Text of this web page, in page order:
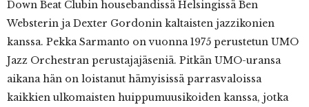
Down Beat Clubin housebandissä Helsingissä Ben
Websterin ja Dexter Gordonin kaltaisten jazzikonien
kanssa. Pekka Sarmanto on vuonna 1975 perustetun UMO
Jazz Orchestran perustajajäseniä. Pitkän UMO-uransa
aikana hän on loistanut hämyisissä parrasvaloissa
kaikkien ulkomaisten huippumuusikoiden kanssa, jotka